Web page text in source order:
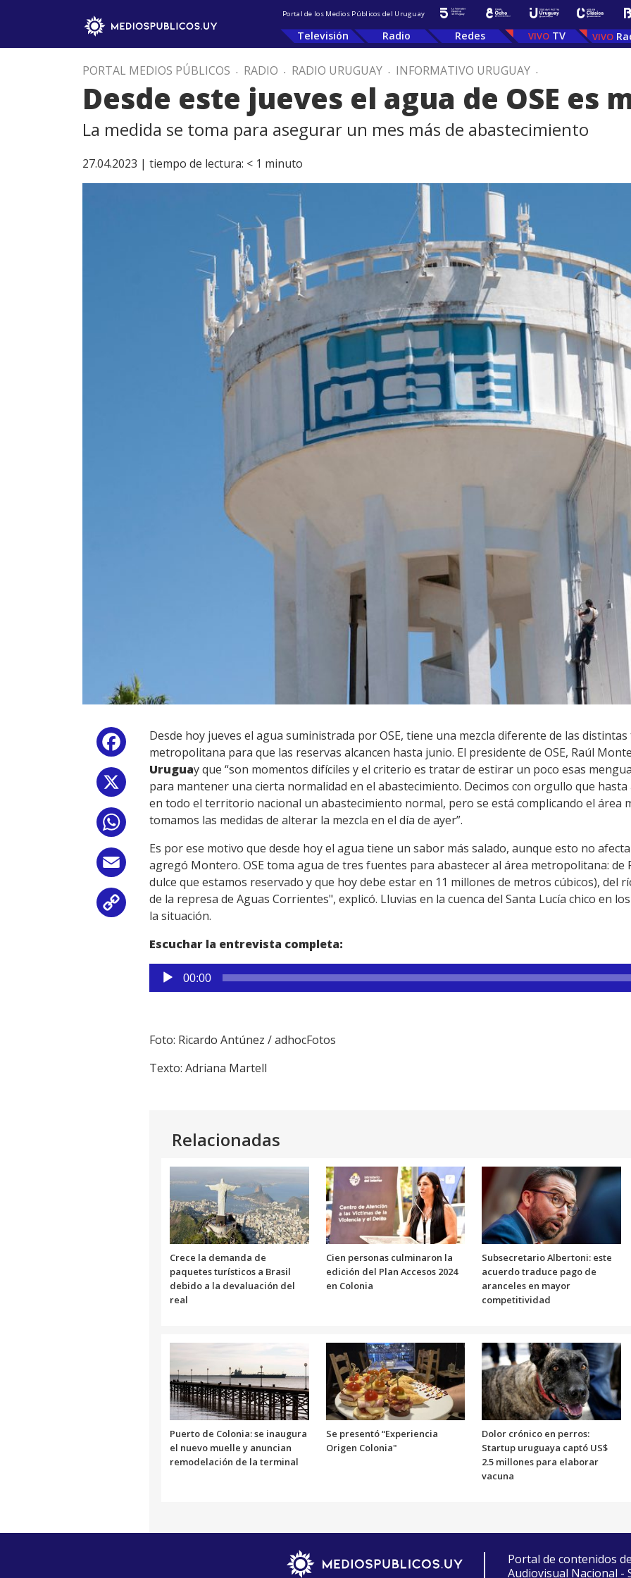
Portal de los Medios Públicos del Uruguay
Televisión Radio Redes TV
PORTAL MEDIOS PÚBLICOS . RADIO . RADIO URUGUAY . INFORMATIVO URUGUAY .
Desde este jueves el agua de OSE es
La medida se toma para asegurar un mes más de abastecimiento
27.04.2023 | tiempo de lectura: < 1 minuto
Facebook
WhatsApp
Email
Copy
Desde hoy jueves el agua suministrada por OSE, tiene una mezcla diferente de las
metropolitana para que las reservas alcancen hasta junio. El presidente de OSE, Raúl
Uruguay que “son momentos difíciles y el criterio es tratar de estirar un poco esas
para mantener una cierta normalidad en el abastecimiento. Decimos con orgullo que
en todo el territorio nacional un abastecimiento normal, pero se está complicando el área
tomamos las medidas de alterar la mezcla en el día de ayer”.
Es por ese motivo que desde hoy el agua tiene un sabor más salado, aunque esto no
agregó Montero. OSE toma agua de tres fuentes para abastecer al área metropolitana: de
dulce que estamos reservado y que hoy debe estar en 11 millones de metros cúbicos), del
de la represa de Aguas Corrientes", explicó. Lluvias en la cuenca del Santa Lucía chico en
la situación.
Escuchar la entrevista completa:
Reproductor
de
00:00
Foto: Ricardo Antúnez / adhocFotos
Texto: Adriana Martell
Relacionadas
Crece la demanda de
paquetes turísticos a Brasil
debido a la devaluación del
real
Cien personas culminaron la
edición del Plan Accesos 2024
en Colonia
Subsecretario Albertoni: este
acuerdo traduce pago de
aranceles en mayor
competitividad
Puerto de Colonia: se inaugura
el nuevo muelle y anuncian
remodelación de la terminal
Se presentó “Experiencia
Origen Colonia"
Dolor crónico en perros:
Startup uruguaya captó US$
2.5 millones para elaborar
vacuna
Portal de contenidos
Audiovisual Nacional -